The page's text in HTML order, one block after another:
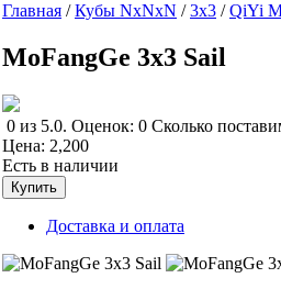
Главная / Кубы NxNxN / 3x3 / QiYi
MoFangGe 3x3 Sail
0 из 5.0. Оценок: 0 Сколько
Цена: 2,200
Есть в наличии
Доставка и оплата